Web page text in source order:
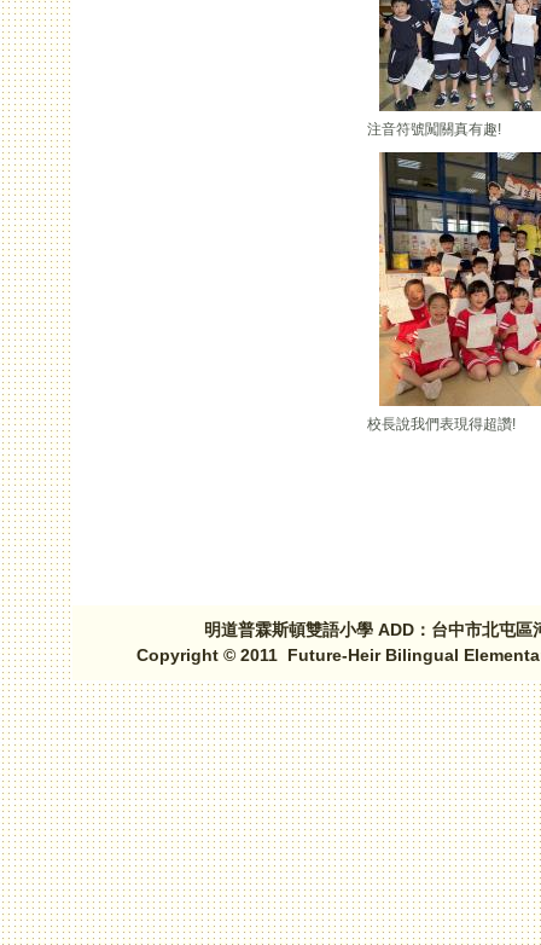
注音符號闖關真有趣!
校長說我們表現得超讚!
明道普霖斯頓雙語小學 ADD：台中市北屯
Copyright © 2011 Future-Heir Bilingual